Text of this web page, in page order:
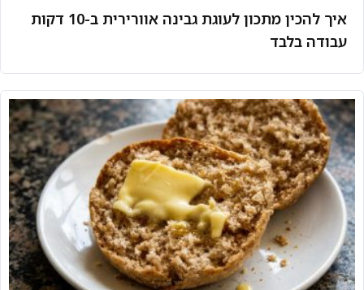
איך להכין מתכון לעוגת גבינה אוורירית ב-10 דקות
עבודה בלבד